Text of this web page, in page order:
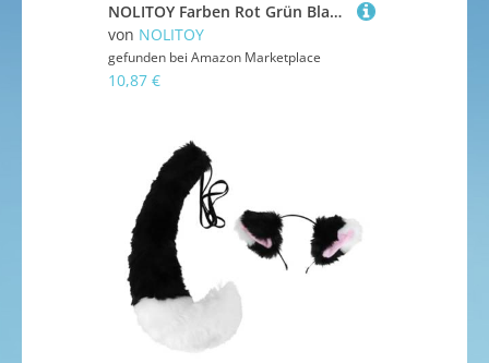
NOLITOY Farben Rot Grün Blau Lernspielzeug für Umweltbewusstsein Ab Jahren Pädagogisch Wertvoll
von NOLITOY
gefunden bei Amazon Marketplace
10,87 €